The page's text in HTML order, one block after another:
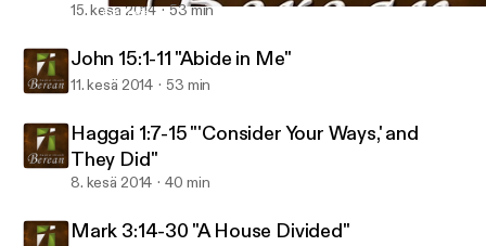
Genesis 4:1-8, 25-26 "Bad Dad: Men of God, Children of the
15. kesä 2014 53 min
John 15:1-11 "Abide in Me"
11. kesä 2014 53 min
Haggai 1:7-15 "'Consider Your Ways,' and
They Did"
8. kesä 2014 40 min
Mark 3:14-30 "A House Divided"